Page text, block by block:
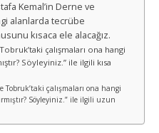
Kemal’in Derne ve
alanlarda tecrübe
kısaca ele alacağız.
çalışmaları ona hangi
Söyleyiniz.” ile ilgili kısa
Tobruk’taki çalışmaları ona hangi
Söyleyiniz.” ile ilgili uzun